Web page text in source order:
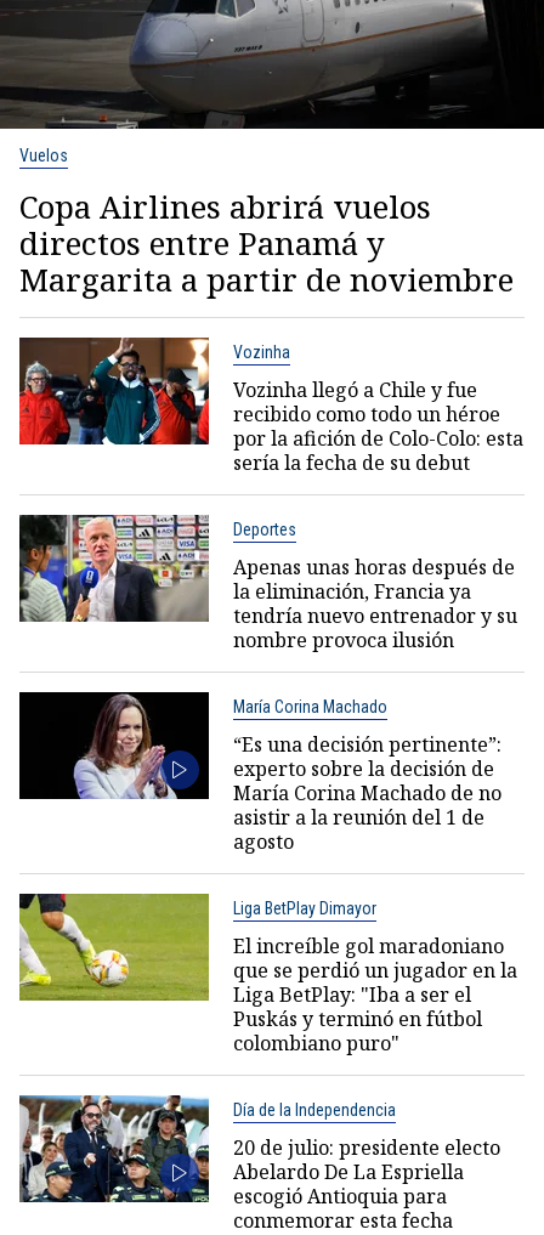
Vuelos
Copa Airlines abrirá vuelos
directos entre Panamá y
Margarita a partir de noviembre
Vozinha
Vozinha llegó a Chile y fue
recibido como todo un héroe
por la afición de Colo-Colo: esta
sería la fecha de su debut
Deportes
Apenas unas horas después de
la eliminación, Francia ya
tendría nuevo entrenador y su
nombre provoca ilusión
María Corina Machado
“Es una decisión pertinente”:
experto sobre la decisión de
María Corina Machado de no
asistir a la reunión del 1 de
agosto
Liga BetPlay Dimayor
El increíble gol maradoniano
que se perdió un jugador en la
Liga BetPlay: "Iba a ser el
Puskás y terminó en fútbol
colombiano puro"
Día de la Independencia
20 de julio: presidente electo
Abelardo De La Espriella
escogió Antioquia para
conmemorar esta fecha